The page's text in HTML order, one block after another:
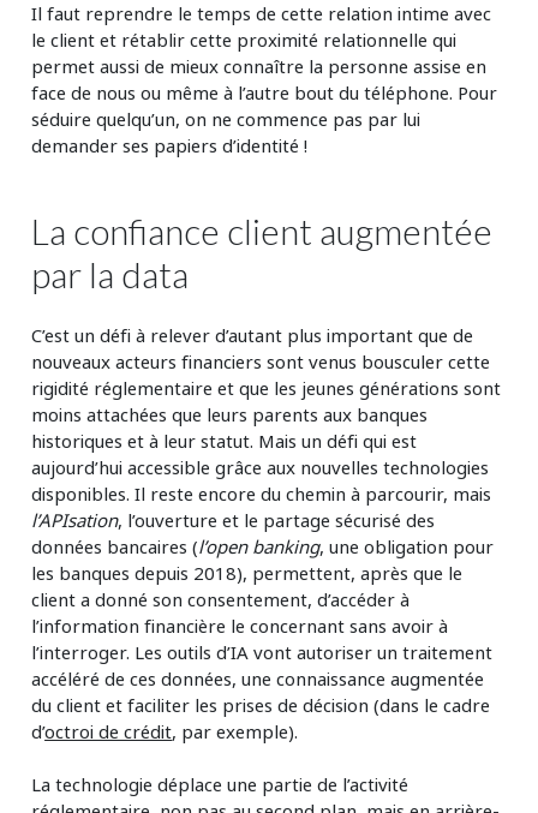
Il faut reprendre le temps de cette relation intime avec
le client et rétablir cette proximité relationnelle qui
permet aussi de mieux connaître la personne assise en
face de nous ou même à l’autre bout du téléphone. Pour
séduire quelqu’un, on ne commence pas par lui
demander ses papiers d’identité !
La confiance client augmentée
par la data
C’est un défi à relever d’autant plus important que de
nouveaux acteurs financiers sont venus bousculer cette
rigidité réglementaire et que les jeunes générations sont
moins attachées que leurs parents aux banques
historiques et à leur statut. Mais un défi qui est
aujourd’hui accessible grâce aux nouvelles technologies
disponibles. Il reste encore du chemin à parcourir, mais
l’APIsation, l’ouverture et le partage sécurisé des
données bancaires (l’open banking, une obligation pour
les banques depuis 2018), permettent, après que le
client a donné son consentement, d’accéder à
l’information financière le concernant sans avoir à
l’interroger. Les outils d’IA vont autoriser un traitement
accéléré de ces données, une connaissance augmentée
du client et faciliter les prises de décision (dans le cadre
d’octroi de crédit, par exemple).
La technologie déplace une partie de l’activité